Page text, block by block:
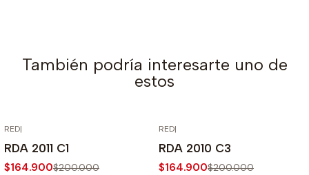
También podría interesarte uno de
estos
RED|
RDA 2011 C1
$164.900$200.000
RED|
RDA 2010 C3
$164.900$200.000